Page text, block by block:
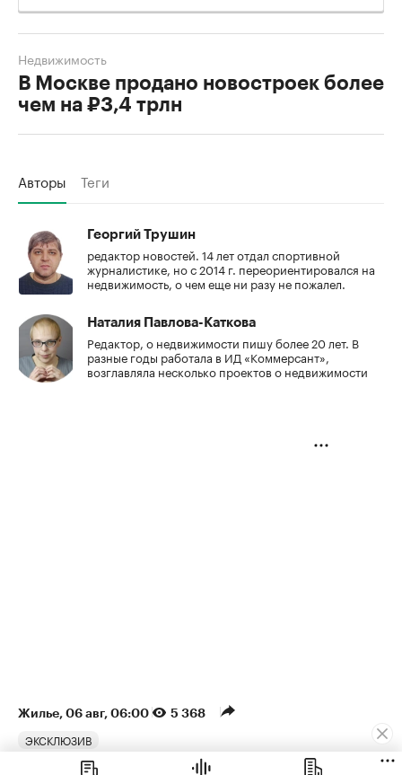
В Москве продано новостроек более
чем на ₽3,4 трлн
Недвижимость
Авторы Теги
Георгий Трушин
редактор новостей. 14 лет отдал спортивной
журналистике, но с 2014 г. переориентировался на
недвижимость, о чем еще ни разу не пожалел.
Наталия Павлова-Каткова
Редактор, о недвижимости пишу более 20 лет. В
разные годы работала в ИД «Коммерсант»,
возглавляла несколько проектов о недвижимости
Жилье⁠, 06 авг, 06:00 5 368
ЭКСКЛЮЗИВ